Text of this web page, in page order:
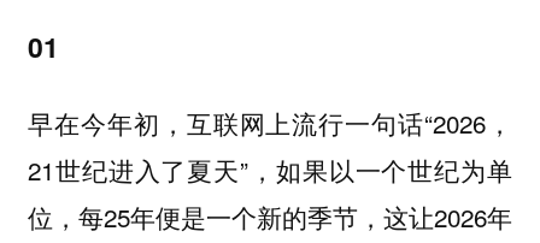
01
早在今年初，互联网上流行一句话“2026，
21世纪进入了夏天”，如果以一个世纪为单
位，每25年便是一个新的季节，这让2026年